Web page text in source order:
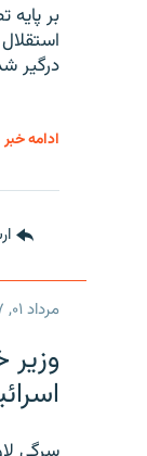
بر
درگیر
ادامه خبر
مرداد ۰۱, ۱۳۹۷